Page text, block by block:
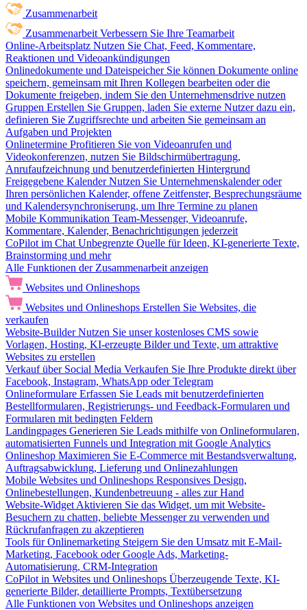
Zusammenarbeit
Zusammenarbeit Verbessern Sie Ihre Teamarbeit
Online-Arbeitsplatz Nutzen Sie Chat, Feed, Kommentare,
Reaktionen und Videoankündigungen
Onlinedokumente und Dateispeicher Sie können Dokumente online
speichern, gemeinsam mit Ihren Kollegen bearbeiten oder die
Dokumente freigeben, indem Sie den Unternehmensdrive nutzen
Gruppen Erstellen Sie Gruppen, laden Sie externe Nutzer dazu ein,
definieren Sie Zugriffsrechte und arbeiten Sie gemeinsam an
Aufgaben und Projekten
Onlinetermine Profitieren Sie von Videoanrufen und
Videokonferenzen, nutzen Sie Bildschirmübertragung,
Anrufaufzeichnung und benutzerdefinierten Hintergrund
Freigegebene Kalender Nutzen Sie Unternehmenskalender oder
Ihren persönlichen Kalender, offene Zeitfenster, Besprechungsräume
und Kalendersynchroniserung, um Ihre Termine zu planen
Mobile Kommunikation Team-Messenger, Videoanrufe,
Kommentare, Kalender, Benachrichtigungen jederzeit
CoPilot im Chat Unbegrenzte Quelle für Ideen, KI-generierte Texte,
Brainstorming und mehr
Alle Funktionen der Zusammenarbeit anzeigen
Websites und Onlineshops
Websites und Onlineshops Erstellen Sie Websites, die
verkaufen
Website-Builder Nutzen Sie unser kostenloses CMS sowie
Vorlagen, Hosting, KI-erzeugte Bilder und Texte, um attraktive
Websites zu erstellen
Verkauf über Social Media Verkaufen Sie Ihre Produkte direkt über
Facebook, Instagram, WhatsApp oder Telegram
Onlineformulare Erfassen Sie Leads mit benutzerdefinierten
Bestellformularen, Registrierungs- und Feedback-Formularen und
Formularen mit bedingten Feldern
Landingpages Generieren Sie Leads mithilfe von Onlineformularen,
automatisierten Funnels und Integration mit Google Analytics
Onlineshop Maximieren Sie E-Commerce mit Bestandsverwaltung,
Auftragsabwicklung, Lieferung und Onlinezahlungen
Mobile Websites und Onlineshops Responsives Design,
Onlinebestellungen, Kundenbetreuung - alles zur Hand
Website-Widget Aktivieren Sie das Widget, um mit Website-
Besuchern zu chatten, beliebte Messenger zu verwenden und
Rückrufanfragen zu akzeptieren
Tools für Onlinemarketing Steigern Sie den Umsatz mit E-Mail-
Marketing, Facebook oder Google Ads, Marketing-
Automatisierung, CRM-Integration
CoPilot in Websites und Onlineshops Überzeugende Texte, KI-
generierte Bilder, detaillierte Prompts, Textübersetzung
Alle Funktionen von Websites und Onlineshops anzeigen